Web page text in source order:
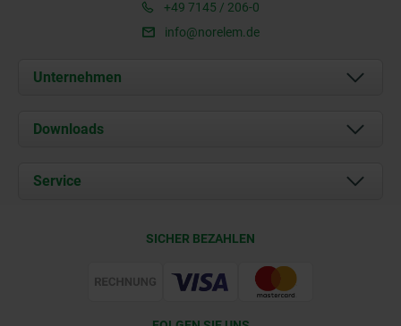
+49 7145 / 206-0
info@norelem.de
Unternehmen
Über uns
Karriere
Downloads
Dokumente
Service
Web Support
SICHER BEZAHLEN